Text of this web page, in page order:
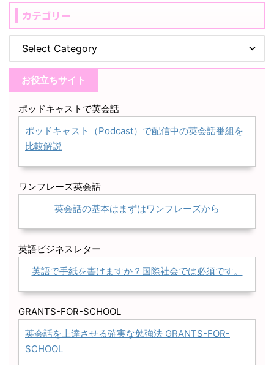
カテゴリー
お役立ちサイト
ポッドキャストで英会話
ポッドキャスト（Podcast）で配信中の英会話番組を
比較解説
ワンフレーズ英会話
英会話の基本はまずはワンフレーズから
英語ビジネスレター
英語で手紙を書けますか？国際社会では必須です。
GRANTS-FOR-SCHOOL
英会話を上達させる確実な勉強法 GRANTS-FOR-
SCHOOL